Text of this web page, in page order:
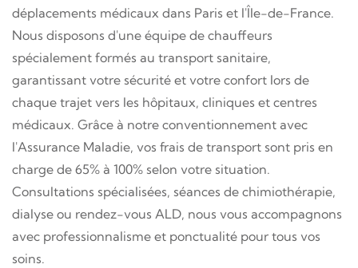
déplacements médicaux dans Paris et l'Île-de-France.
Nous disposons d'une équipe de chauffeurs
spécialement formés au transport sanitaire,
garantissant votre sécurité et votre confort lors de
chaque trajet vers les hôpitaux, cliniques et centres
médicaux. Grâce à notre conventionnement avec
l'Assurance Maladie, vos frais de transport sont pris en
charge de 65% à 100% selon votre situation.
Consultations spécialisées, séances de chimiothérapie,
dialyse ou rendez-vous ALD, nous vous accompagnons
avec professionnalisme et ponctualité pour tous vos
soins.